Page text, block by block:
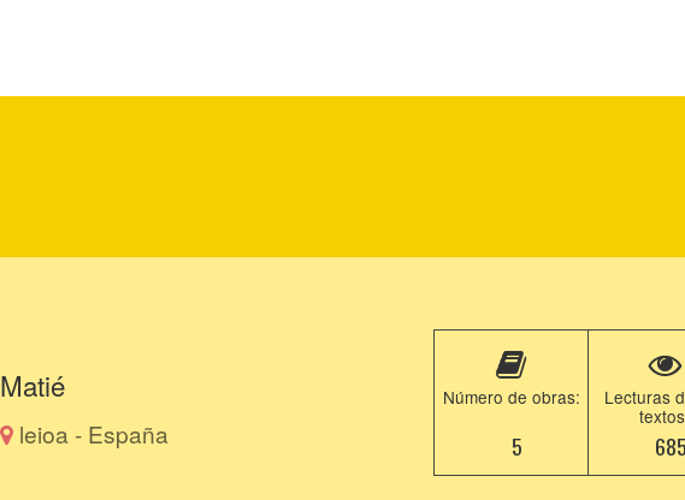
Matié
leioa - España
Número de obras:
5
Lecturas
685